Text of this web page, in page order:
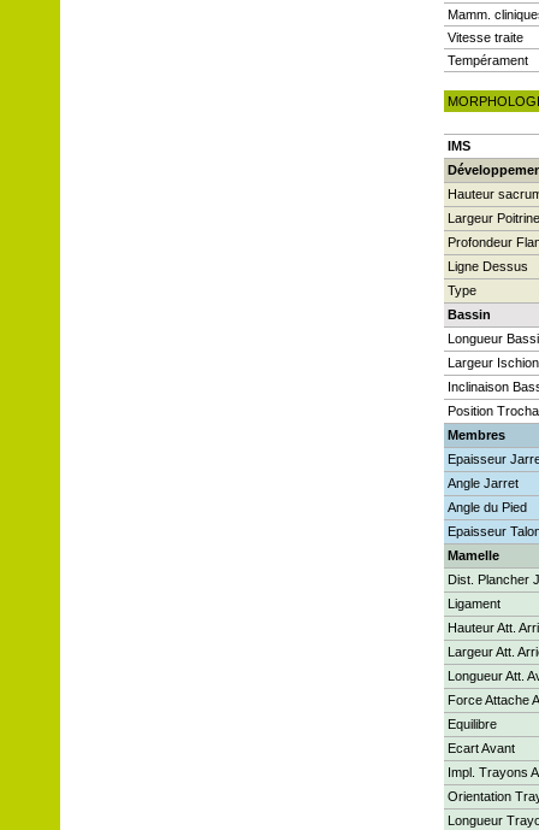
Mamm.
Vitesse traite
Tempérament
IMS
Hauteur
Largeur Poitrine
Profondeur
Ligne Dessus
Type
Bassin
Longueur
Largeur
Inclinaison
Position
Membres
Epaisseur
Angle Jarret
Angle du Pied
Epaisseur
Mamelle
Dist. Plancher
Ligament
Hauteur Att.
Largeur Att.
Longueur Att.
Force Attache
Equilibre
Ecart Avant
Impl. Trayons
Orientation
Longueur